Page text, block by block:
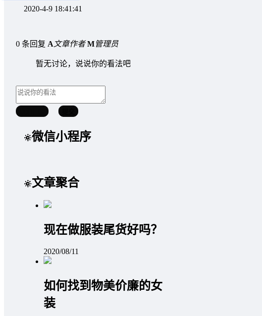
2020-4-9 18:41:41
0 条回复 A文章作者 M管理员
暂无讨论，说说你的看法吧
微信小程序
文章聚合
现在做服装尾货好吗？
2020/08/11
如何找到物美价廉的女
装